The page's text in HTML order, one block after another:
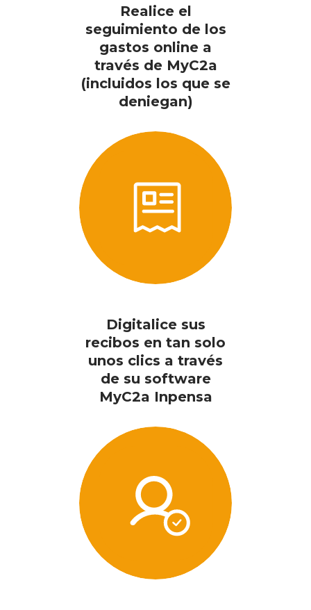
Realice el
seguimiento de los
gastos online a
través de MyC2a
(incluidos los que se
deniegan)
Digitalice sus
recibos en tan solo
unos clics a través
de su software
MyC2a Inpensa